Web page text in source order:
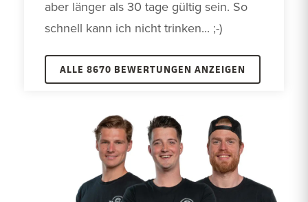
aber länger als 30 tage gültig sein. So
schnell kann ich nicht trinken... ;-)
ALLE 8670 BEWERTUNGEN ANZEIGEN